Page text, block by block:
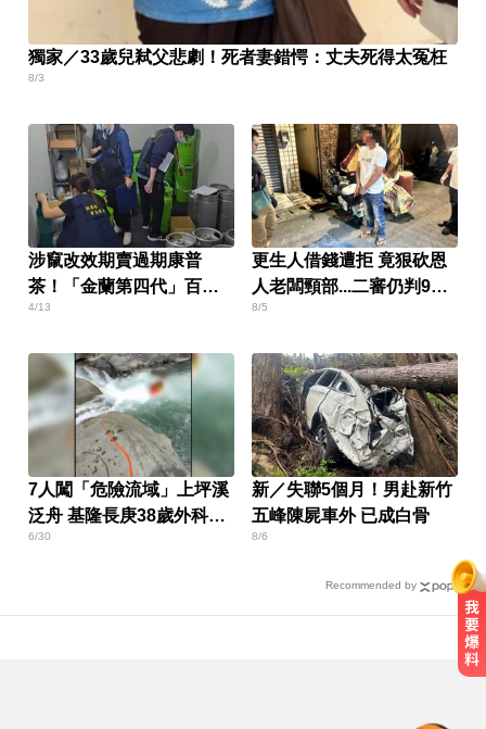
獨家／33歲兒弒父悲劇！死者妻錯愕：丈夫死得太冤枉
8/3
涉竄改效期賣過期康普
茶！「金蘭第四代」百萬
交保
4/13
更生人借錢遭拒 竟狠砍恩
人老闆頸部...二審仍判9年
半
8/5
7人闖「危險流域」上坪溪
泛舟 基隆長庚38歲外科名
醫溺斃
6/30
新／失聯5個月！男赴新竹
五峰陳屍車外 已成白骨
8/6
Recommended by